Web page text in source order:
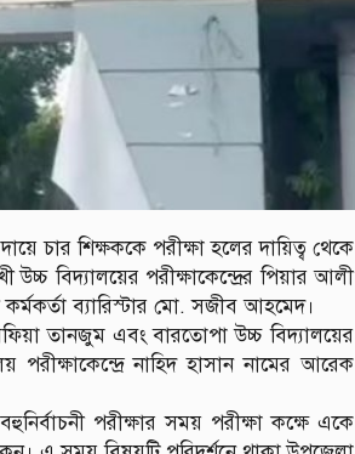
চার শিক্ষককে পরীক্ষা হলের দায়িত্ব থেকে
বিদ্যালয়ের পরীক্ষাকেন্দ্রের পিয়ার আলী
ব্যারিস্টার মো. সজীব আহমেদ।
তানজুম এবং বারতোপা উচ্চ বিদ্যালয়ের
নাহিদ হাসান নামের আরেক
পরীক্ষার সময় পরীক্ষা কক্ষে একে